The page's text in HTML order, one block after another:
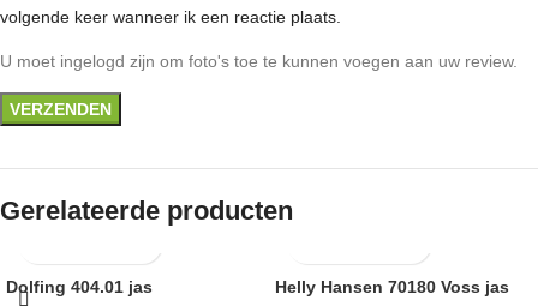
volgende keer wanneer ik een reactie plaats.
U moet ingelogd zijn om foto's toe te kunnen voegen aan uw review.
Gerelateerde producten
Dolfing 404.01 jas Helly Hansen 70180 Voss jas